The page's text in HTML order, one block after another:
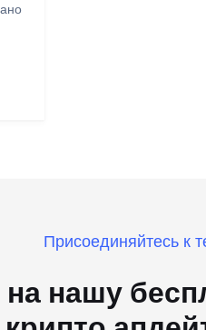
Присоединяйтесь к
нашу